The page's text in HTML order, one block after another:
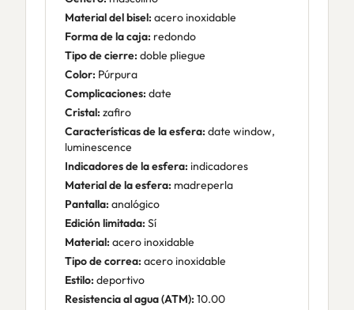
Material del bisel: acero inoxidable
Forma de la caja: redondo
Tipo de cierre: doble pliegue
Color: Púrpura
Complicaciones: date
Cristal: zafiro
Características de la esfera: date window,
luminescence
Indicadores de la esfera: indicadores
Material de la esfera: madreperla
Pantalla: analógico
Edición limitada: Sí
Material: acero inoxidable
Tipo de correa: acero inoxidable
Estilo: deportivo
Resistencia al agua (ATM): 10.00